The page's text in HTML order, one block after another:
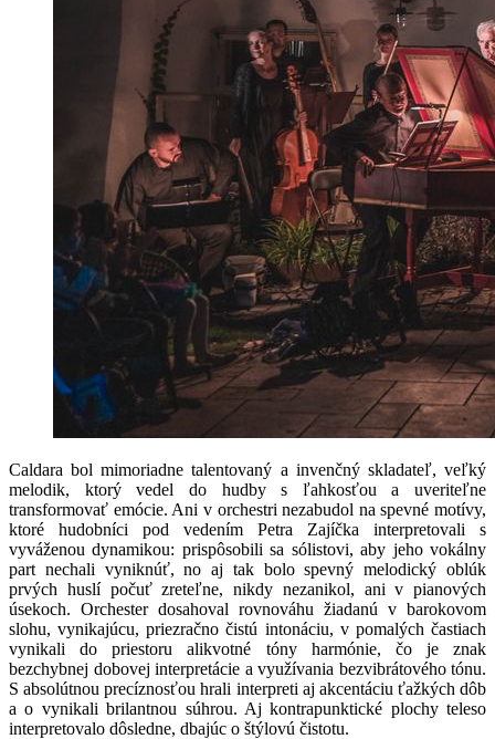
Caldara bol mimoriadne talentovaný a invenčný skladateľ, veľký
melodik, ktorý vedel do hudby s ľahkosťou a uveriteľne
transformovať emócie. Ani v orchestri nezabudol na spevné motívy,
ktoré hudobníci pod vedením Petra Zajíčka interpretovali s
vyváženou dynamikou: prispôsobili sa sólistovi, aby jeho vokálny
part nechali vyniknúť, no aj tak bolo spevný melodický oblúk
prvých huslí počuť zreteľne, nikdy nezanikol, ani v pianových
úsekoch. Orchester dosahoval rovnováhu žiadanú v barokovom
slohu, vynikajúcu, priezračno čistú intonáciu, v pomalých častiach
vynikali do priestoru alikvotné tóny harmónie, čo je znak
bezchybnej dobovej interpretácie a využívania bezvibrátového tónu.
S absolútnou precíznosťou hrali interpreti aj akcentáciu ťažkých dôb
a o vynikali brilantnou súhrou. Aj kontrapunktické plochy teleso
interpretovalo dôsledne, dbajúc o štýlovú čistotu.